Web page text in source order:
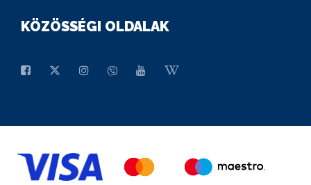
KÖZÖSSÉGI OLDALAK